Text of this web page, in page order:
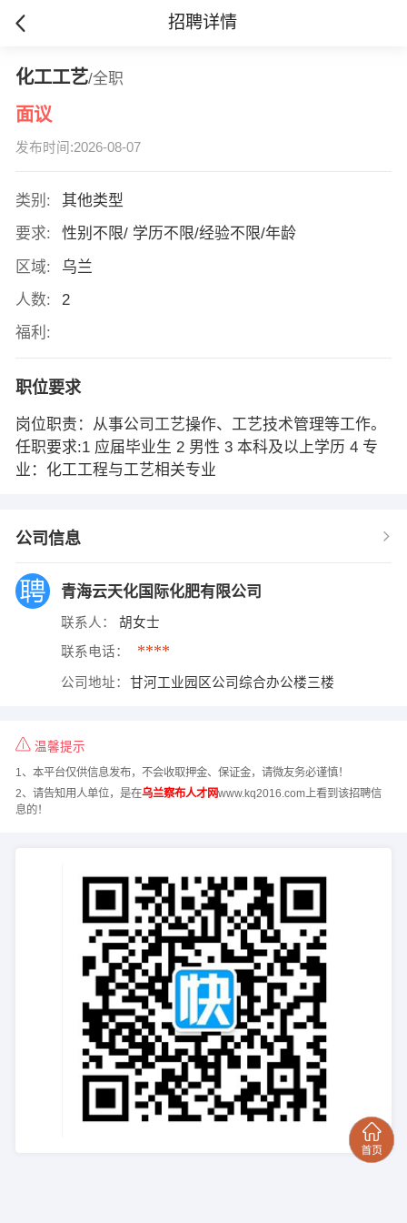
招聘详情
化工工艺/全职
面议
发布时间:2026-08-07
类别:
其他类型
要求:
性别不限/ 学历不限/经验不限/年龄
区域:
乌兰
人数:
2
福利:
职位要求
岗位职责：从事公司工艺操作、工艺技术管理等工作。
任职要求:1 应届毕业生 2 男性 3 本科及以上学历 4 专
业：化工工程与工艺相关专业
公司信息
青海云天化国际化肥有限公司
联系人： 胡女士
联系电话： ****
公司地址： 甘河工业园区公司综合办公楼三楼
温馨提示
1、本平台仅供信息发布，不会收取押金、保证金，请微友务必谨慎！
2、请告知用人单位，是在乌兰察布人才网www.kq2016.com上看到该招聘信
息的！